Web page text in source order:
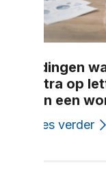
5 dingen
extra op
van een
Lees verder